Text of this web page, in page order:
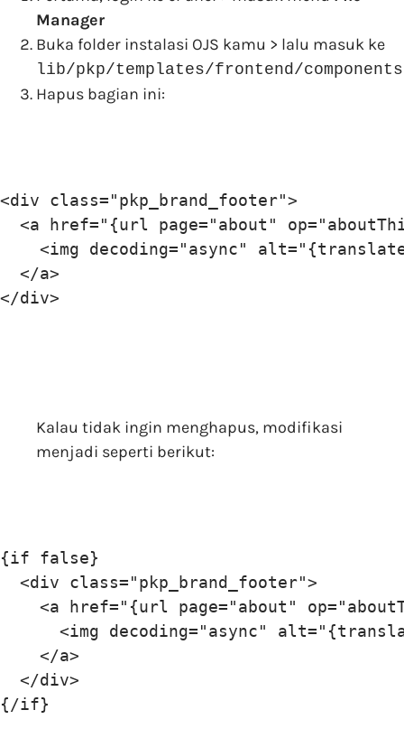
Manager
Buka folder instalasi OJS kamu > lalu masuk ke
lib/pkp/templates/frontend/
Hapus bagian ini:
<div class="pkp_brand_footer">
<a href="{url page="about"
<img decoding="async"
  </a>
</div>
Kalau tidak ingin menghapus, modifikasi
menjadi seperti berikut:
{if false}
  <div class="pkp_brand_footer">
<a href="{url page="about"
<img decoding="async"
    </a>
  </div>